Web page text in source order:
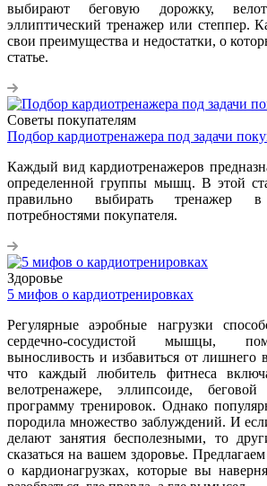
выбирают беговую дорожку,
эллиптический тренажер или степпер.
свои преимущества и недостатки, о
статье.
Советы покупателям
Подбор кардиотренажера под задачи
Каждый вид кардиотренажеров
определенной группы мышц. В этой
правильно выбирать тренажер
потребностями покупателя.
Здоровье
5 мифов о кардиотренировках
Регулярные аэробные нагрузки
сердечно-сосудистой мышцы,
выносливость и избавиться от лишнего
что каждый любитель фитнеса
велотренажере, эллипсоиде,
программу тренировок. Однако
породила множество заблуждений. И
делают занятия бесполезными, то
сказаться на вашем здоровье.
о кардионагрузках, которые вы